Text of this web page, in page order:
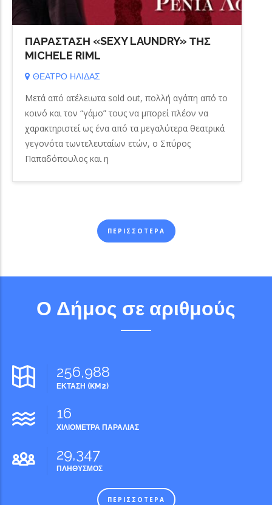
ΠΑΡΑΣΤΑΣΗ «SEXY LAUNDRY» ΤΗΣ
MICHELE RIML
ΘΕΑΤΡΟ ΗΛΙΔΑΣ
Μετά από ατέλειωτα sold out, πολλή αγάπη από το
κοινό και τον “γάμο” τους να μπορεί πλέον να
χαρακτηριστεί ως ένα από τα μεγαλύτερα θεατρικά
γεγονότα τωντελευταίων ετών, ο Σπύρος
Παπαδόπουλος και η
ΠΕΡΙΣΣΟΤΕΡΑ
Ο Δήμος σε αριθμούς
256,988
ΕΚΤΑΣΗ (KM2)
16
ΧΙΛΙΟΜΕΤΡΑ ΠΑΡΑΛΙΑΣ
29,347
ΠΛΗΘΥΣΜΟΣ
ΠΕΡΙΣΣΟΤΕΡΑ